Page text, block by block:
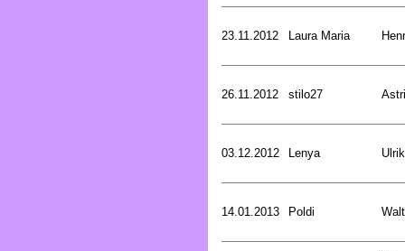
23.11.2012 Laura Maria
26.11.2012 stilo27
03.12.2012 Lenya
14.01.2013 Poldi